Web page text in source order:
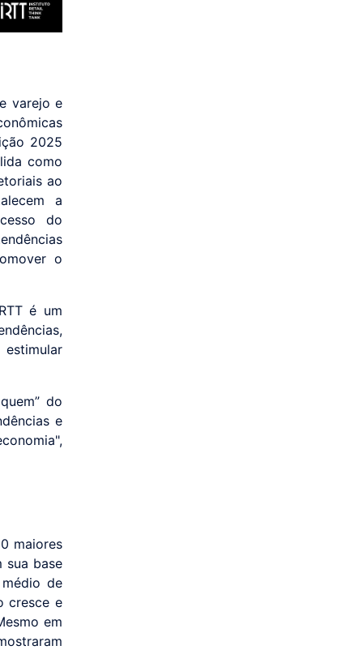
varejo e
2025
como
ao
a
do
o
é um
do
e
maiores
sua base
de
cresce e
em